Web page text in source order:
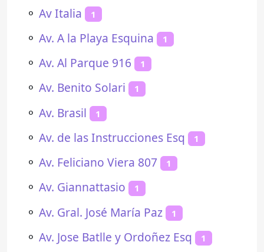
⚬ Av Italia 1
⚬ Av. A la Playa Esquina 1
⚬ Av. Al Parque 916 1
⚬ Av. Benito Solari 1
⚬ Av. Brasil 1
⚬ Av. de las Instrucciones Esq 1
⚬ Av. Feliciano Viera 807 1
⚬ Av. Giannattasio 1
⚬ Av. Gral. José María Paz 1
⚬ Av. Jose Batlle y Ordoñez Esq 1